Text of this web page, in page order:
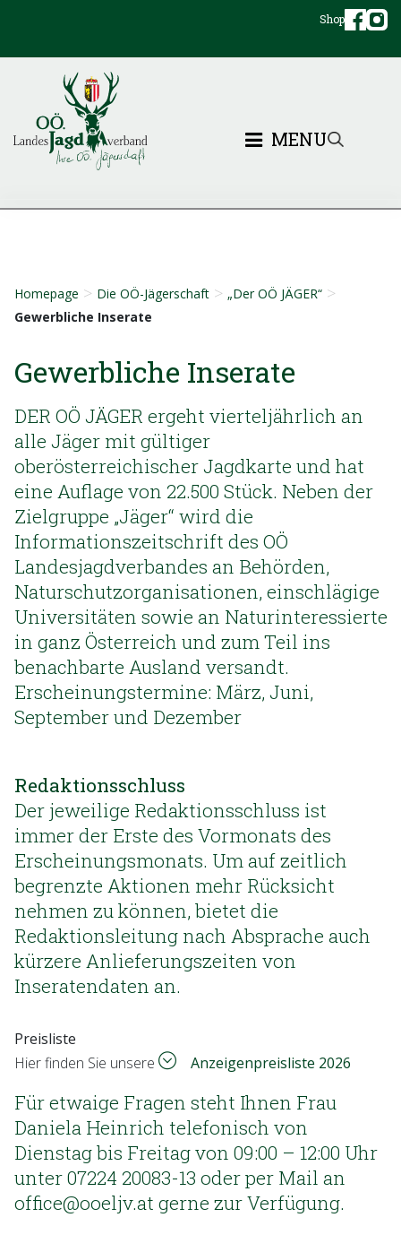
Shop
MENU
Homepage > Die OÖ-Jägerschaft > „Der OÖ JÄGER“ >
Gewerbliche Inserate
Gewerbliche Inserate
DER OÖ JÄGER ergeht vierteljährlich an
alle Jäger mit gültiger
oberösterreichischer Jagdkarte und hat
eine Auflage von 22.500 Stück. Neben der
Zielgruppe „Jäger“ wird die
Informationszeitschrift des OÖ
Landesjagdverbandes an Behörden,
Naturschutzorganisationen, einschlägige
Universitäten sowie an Naturinteressierte
in ganz Österreich und zum Teil ins
benachbarte Ausland versandt.
Erscheinungstermine: März, Juni,
September und Dezember
Redaktionsschluss
Der jeweilige Redaktionsschluss ist
immer der Erste des Vormonats des
Erscheinungsmonats. Um auf zeitlich
begrenzte Aktionen mehr Rücksicht
nehmen zu können, bietet die
Redaktionsleitung nach Absprache auch
kürzere Anlieferungszeiten von
Inseratendaten an.
Preisliste
Hier finden Sie unsere
Anzeigenpreisliste 2026
Für etwaige Fragen steht Ihnen Frau
Daniela Heinrich telefonisch von
Dienstag bis Freitag von 09:00 – 12:00 Uhr
unter 07224 20083-13 oder per Mail an
office@ooeljv.at gerne zur Verfügung.